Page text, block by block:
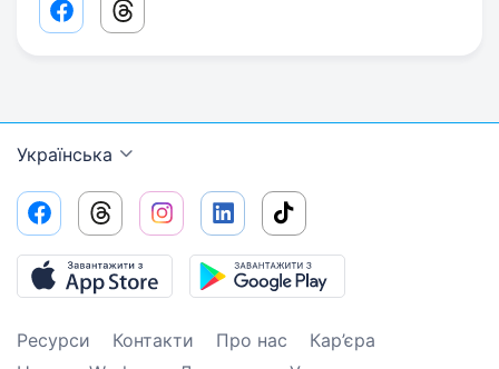
Facebook share link
Threads share link
Українська
Ресурси Контакти Про нас
Кар’єра